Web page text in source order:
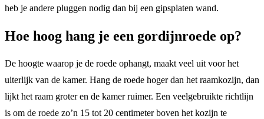
heb je andere pluggen nodig dan bij een gipsplaten wand.
Hoe hoog hang je een gordijnroede op?
De hoogte waarop je de roede ophangt, maakt veel uit voor het
uiterlijk van de kamer. Hang de roede hoger dan het raamkozijn, dan
lijkt het raam groter en de kamer ruimer. Een veelgebruikte richtlijn
is om de roede zo’n 15 tot 20 centimeter boven het kozijn te